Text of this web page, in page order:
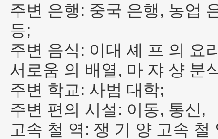
주변 은행: 중국 은행, 농업
등;
주변 음식: 이대 셰 프 의 요
서로움 의 배열, 마 쟈 샹 분
주변 학교: 사범 대학;
주변 편의 시설: 이동, 통신,
고속 철 역: 쟁 기 양 고속 철